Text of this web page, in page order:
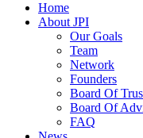
Home
About JPI
Our Goals
Team
Network
Founders
Board Of
Board Of
FAQ